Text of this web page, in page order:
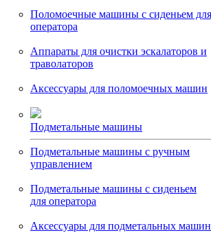
Поломоечные машины с сиденьем для
оператора
Аппараты для очистки эскалаторов и
траволаторов
Аксессуары для поломоечных машин
Подметальные машины
Подметальные машины с ручным
управлением
Подметальные машины с сиденьем
для оператора
Аксессуары для подметальных машин